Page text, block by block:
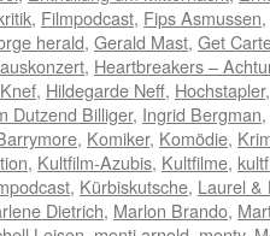
, Filmpodcast, Fips Asmussen,
herald, Gerald Mast, Get
, Heartbreakers –
, Hildegarde Neff, Hochstapler
Dutzend Billiger, Ingrid Bergman,
, Komiker, Komödie,
, Kultfilm-Azubis, Kultfilme,
, Kürbiskutsche, Laurel &
Dietrich, Marlon Brando,